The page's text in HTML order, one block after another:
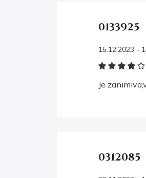
0133925
15.12.2023 -
Je
0312085